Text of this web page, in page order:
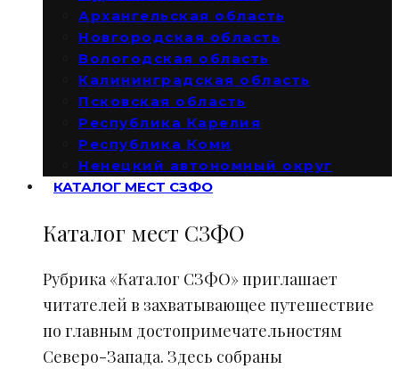
Архангельская область
Новгородская область
Вологодская область
Калининградская область
Псковская область
Республика Карелия
Республика Коми
Ненецкий автономный округ
КАТАЛОГ МЕСТ СЗФО
Каталог мест СЗФО
Рубрика «Каталог СЗФО» приглашает
читателей в захватывающее путешествие
по главным достопримечательностям
Северо-Запада. Здесь собраны